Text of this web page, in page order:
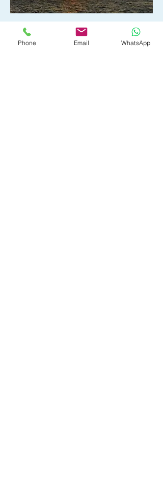
Phone Email WhatsApp